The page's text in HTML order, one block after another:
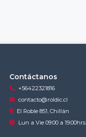
Contáctanos
+56422321816
contacto@roldic.cl
El Roble 851, Chillán
Lun a Vie 09:00 a 19:00hrs